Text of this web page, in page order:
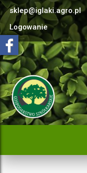
sklep@iglaki.agro.pl
Logowanie